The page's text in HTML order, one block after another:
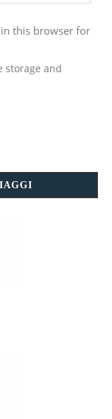
this browser for
storage and